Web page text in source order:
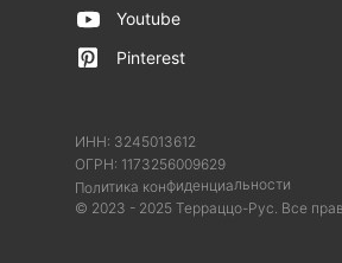
© 2023 - 2025 Терраццо-Рус. Все
ИНН: 3245013612
ОГРН: 1173256009629
Политика конфиденциальности
Pinterest
Youtube